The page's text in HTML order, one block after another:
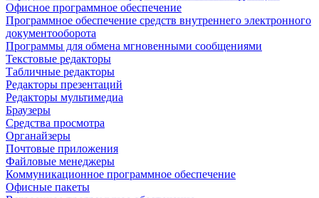
Офисное программное обеспечение
Программное обеспечение средств внутреннего электронного
документооборота
Программы для обмена мгновенными сообщениями
Текстовые редакторы
Табличные редакторы
Редакторы презентаций
Редакторы мультимедиа
Браузеры
Средства просмотра
Органайзеры
Почтовые приложения
Файловые менеджеры
Коммуникационное программное обеспечение
Офисные пакеты